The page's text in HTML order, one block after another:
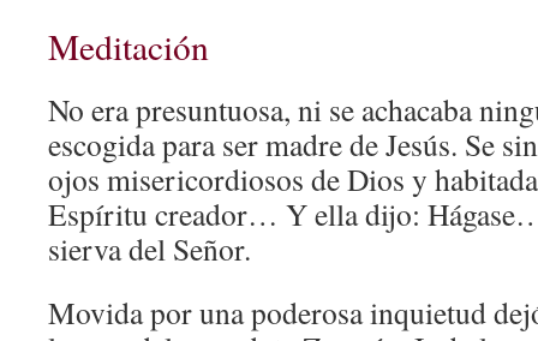
Meditación
No era presuntuosa, ni se achacaba
escogida para ser madre de Jesús. Se
ojos misericordiosos de Dios y
Espíritu creador… Y ella dijo:
sierva del Señor.
Movida por una poderosa inquietud